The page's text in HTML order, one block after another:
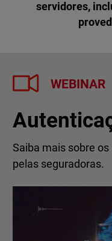
servidores,
WEBINAR
Saiba mais sobre
pelas seguradoras.